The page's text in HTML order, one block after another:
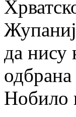
да нису
Нобило